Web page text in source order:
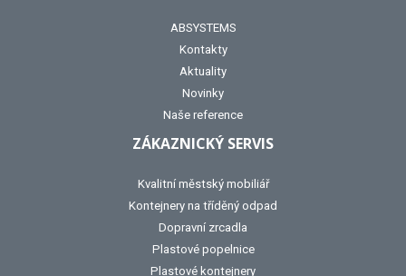
ABSYSTEMS
Kontakty
Aktuality
Novinky
Naše reference
ZÁKAZNICKÝ SERVIS
Kvalitní městský mobiliář
Kontejnery na tříděný odpad
Dopravní zrcadla
Plastové popelnice
Plastové kontejnery